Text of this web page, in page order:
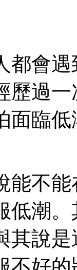
都會
歷過
面臨
能不
低潮
其說